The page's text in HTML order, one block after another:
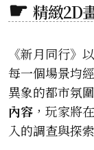
精緻2D
《新月同行》
每一個場景均
異象的都市氛
內容 ，玩家將
入的調查與探